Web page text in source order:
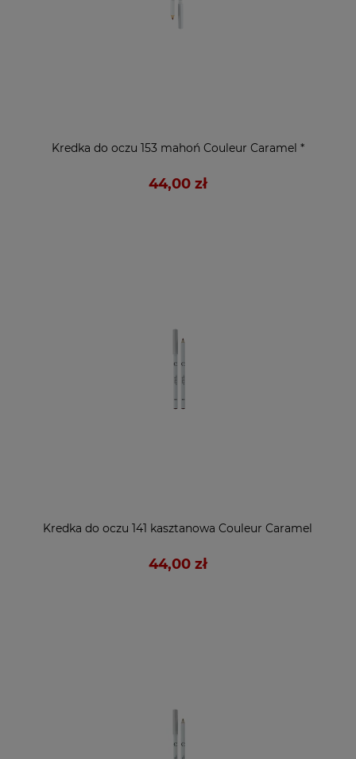
Kredka do oczu 153 mahoń Couleur Caramel *
44,00 zł
Kredka do oczu 141 kasztanowa Couleur Caramel
44,00 zł